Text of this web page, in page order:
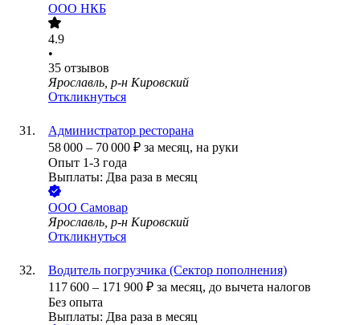
ООО НКБ
4.9
•
35 отзывов
Ярославль, р-н Кировский
Откликнуться
Администратор ресторана
58 000 – 70 000 ₽ за месяц, на руки
Опыт 1-3 года
Выплаты: Два раза в месяц
ООО Самовар
Ярославль, р-н Кировский
Откликнуться
Водитель погрузчика (Сектор пополнения)
117 600 – 171 900 ₽ за месяц, до вычета налогов
Без опыта
Выплаты: Два раза в месяц